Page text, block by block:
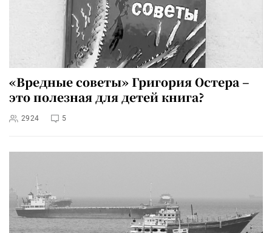
«Вредные советы» Григория Остера –
это полезная для детей книга?
2924 5